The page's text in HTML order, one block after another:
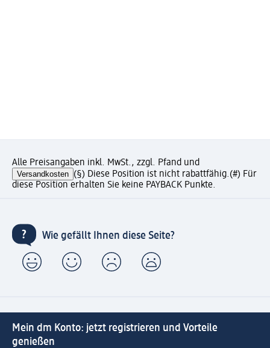
Alle Preisangaben inkl. MwSt., zzgl. Pfand und
Versandkosten (§) Diese Position ist nicht rabattfähig.(#) Für
diese Position erhalten Sie keine PAYBACK Punkte.
Wie gefällt Ihnen diese Seite?
Mein dm Konto: jetzt registrieren und Vorteile
genießen